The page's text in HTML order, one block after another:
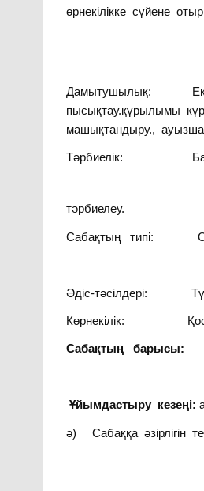
өрнекілікке сүйене
Дамытушылық: Екі
пысықтау.құрылымы
машықтандыру.,
Тәрбиелік:
тәрбиелеу.
Сабақтың типі: Оқу
Әдіс-тәсілдері:
Көрнекілік: Қосу
Сабақтың барысы:
Ұйымдастыру кезеңі:
ә) Сабаққа әзірлігін